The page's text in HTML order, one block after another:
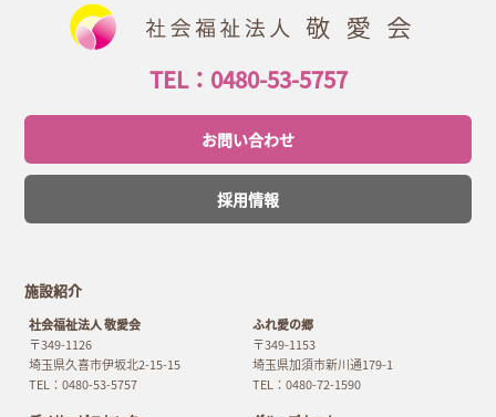
TEL：0480-53-5757
お問い合わせ
採用情報
施設紹介
社会福祉法人 敬愛会
〒349-1126
埼玉県久喜市伊坂北2-15-15
TEL：0480-53-5757
ふれ愛の郷
〒349-1153
埼玉県加須市新川通179-1
TEL：0480-72-1590